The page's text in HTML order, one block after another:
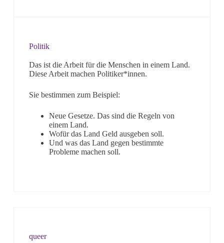
Politik
Das ist die Arbeit für die Menschen in einem Land.
Diese Arbeit machen Politiker*innen.
Sie bestimmen zum Beispiel:
Neue Gesetze. Das sind die Regeln von
einem Land.
Wofür das Land Geld ausgeben soll.
Und was das Land gegen bestimmte
Probleme machen soll.
queer